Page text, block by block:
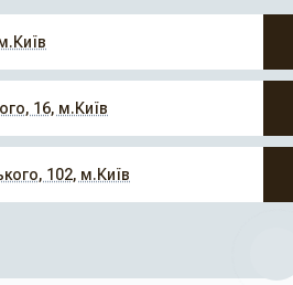
16, м.Київ
102, м.Київ